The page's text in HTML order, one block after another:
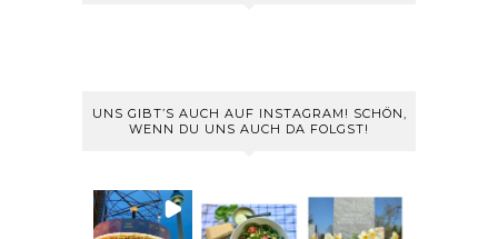
UNS GIBT’S AUCH AUF INSTAGRAM! SCHÖN,
WENN DU UNS AUCH DA FOLGST!